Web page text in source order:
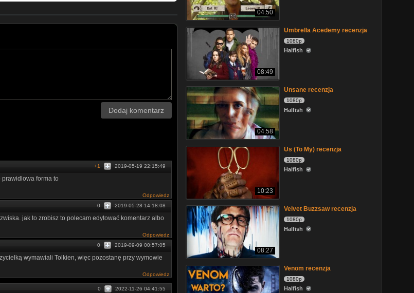
Dodaj komentarz
2019-05-19 22:15:49
+1
forma to
Odpowiedz
2019-05-28 14:18:08
0
jak to zrobisz to polecam edytować komentarz albo
Odpowiedz
2019-09-09 00:57:05
0
wymawiali Tolkien, więc pozostanę przy wymowie
Odpowiedz
2022-11-26 04:41:55
0
04:50
08:49
Umbrella Acedemy recenzja
1080p
Halfish
04:58
Unsane recenzja
1080p
Halfish
10:23
Us (To My) recenzja
1080p
Halfish
08:27
Velvet Buzzsaw recenzja
1080p
Halfish
Venom recenzja
1080p
Halfish